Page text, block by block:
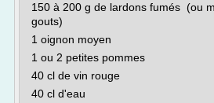
150 à 200 g de lardons fumés (ou
gouts)
1 oignon moyen
1 ou 2 petites pommes
40 cl de vin rouge
40 cl d'eau